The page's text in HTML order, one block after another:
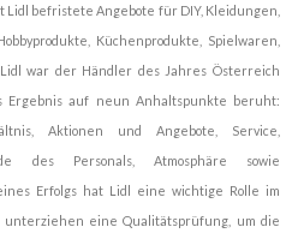
befristete Angebote für DIY, Kleidungen,
Küchenprodukte, Spielwaren,
war der Händler des Jahres Österreich
Ergebnis auf neun Anhaltspunkte beruht:
Aktionen und Angebote, Service,
des Personals, Atmosphäre sowie
Erfolgs hat Lidl eine wichtige Rolle im
unterziehen eine Qualitätsprüfung, um die